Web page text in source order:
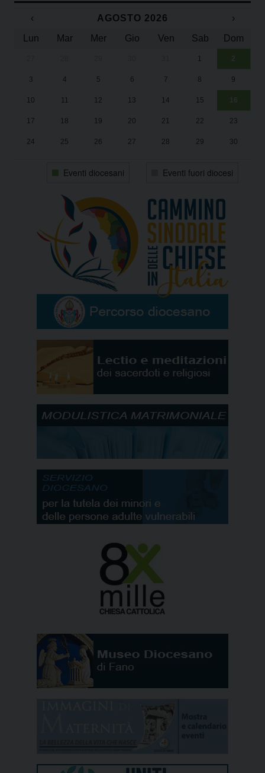
‹ AGOSTO 2026
›
Lun
Mar Mer Gio Ven Sab Dom
1 2
3 4 5 6 7 8 9
10 11 12 13 14 15 16
17 18 19 20 21 22 23
24 25 26 27 28 29 30
Eventi diocesani Eventi fuori diocesi